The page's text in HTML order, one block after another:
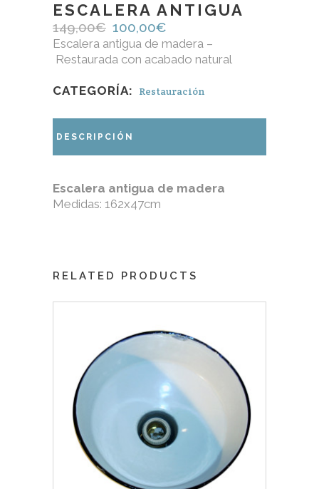
ESCALERA ANTIGUA
149,00€ El
precio
original
149,00€.
100,00€
precio
actual
100,00€.
Escalera antigua de madera –
Restaurada con acabado natural
CATEGORÍA: Restauración
DESCRIPCIÓN
Escalera antigua de madera
Medidas: 162x47cm
RELATED PRODUCTS